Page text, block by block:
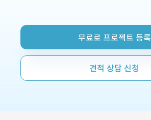
무료로 프로젝트 등록
견적 상담 신청